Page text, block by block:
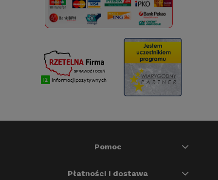
Pomoc
Płatności i dostawa